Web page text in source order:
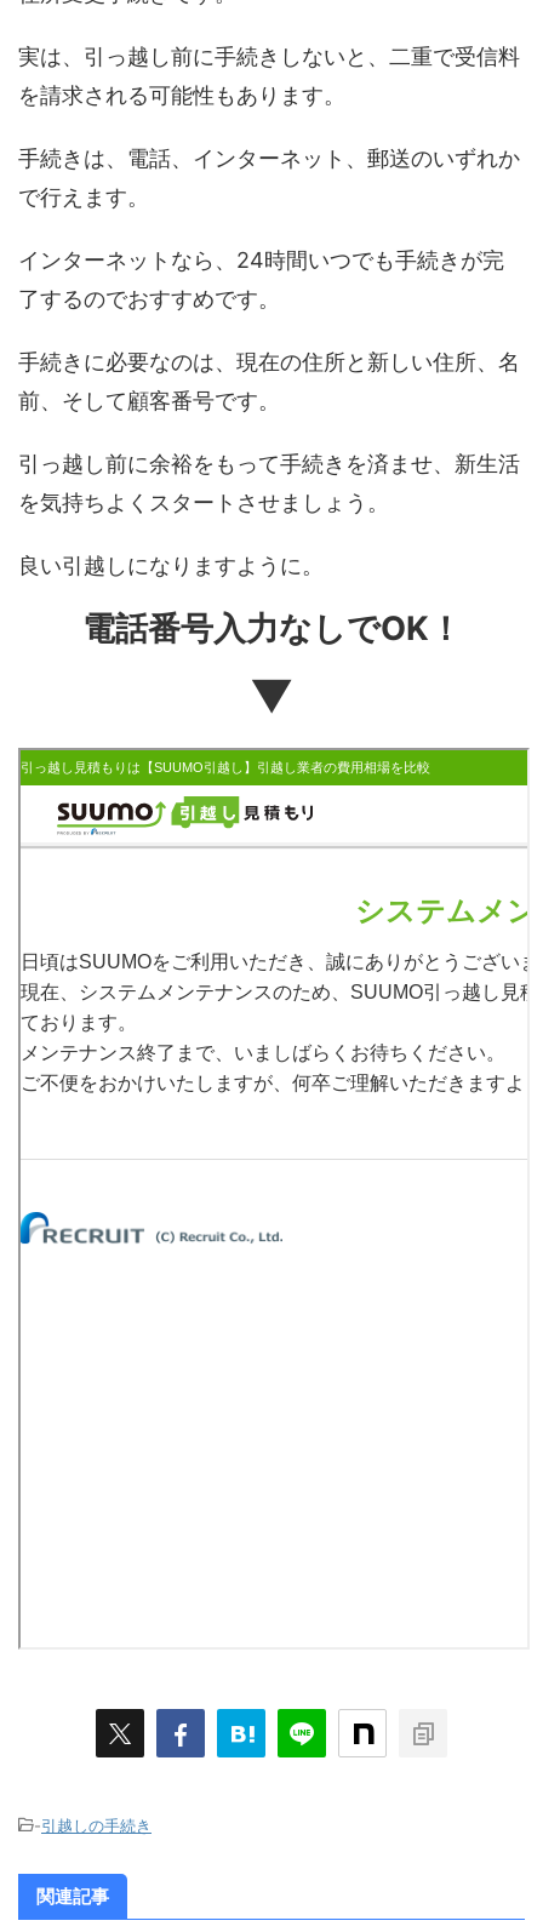
実は、引っ越し前に手続きしないと、二重で受信料
を請求される可能性もあります。
手続きは、電話、インターネット、郵送のいずれか
で行えます。
インターネットなら、24時間いつでも手続きが完
了するのでおすすめです。
手続きに必要なのは、現在の住所と新しい住所、名
前、そして顧客番号です。
引っ越し前に余裕をもって手続きを済ませ、新生活
を気持ちよくスタートさせましょう。
良い引越しになりますように。
電話番号入力なしでOK！
▼
-引越しの手続き
関連記事